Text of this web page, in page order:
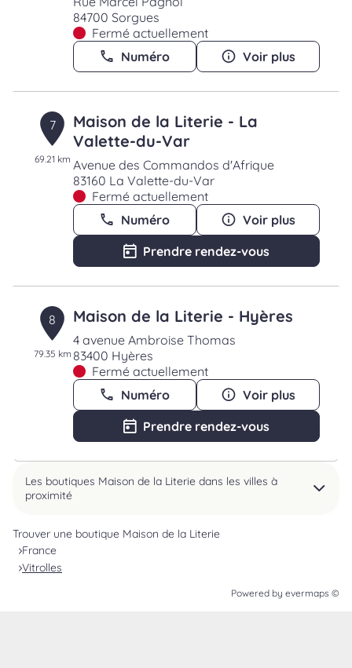
84700 Sorgues
Fermé actuellement
Numéro
Voir plus
7
69.21 km
Maison de la Literie - La
Valette-du-Var
Avenue des Commandos d'Afrique
83160 La Valette-du-Var
Fermé actuellement
Numéro
Voir plus
Prendre rendez-vous
8
79.35 km
Maison de la Literie - Hyères
4 avenue Ambroise Thomas
83400 Hyères
Fermé actuellement
Numéro
Voir plus
Prendre rendez-vous
Les boutiques Maison de la Literie dans les villes à
proximité
Trouver une boutique Maison de la Literie
France
Vitrolles
Powered by evermaps ©